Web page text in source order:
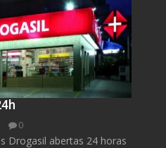
0
Drogasil abertas 24 horas